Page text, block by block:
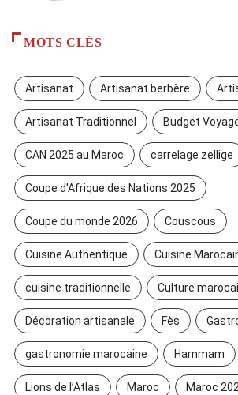
MOTS CLÉS
Artisanat Artisanat berbère
Artisanat Traditionnel Budget
CAN 2025 au Maroc carrelage zellige
Coupe d'Afrique des Nations 2025
Coupe du monde 2026 Couscous
Cuisine Authentique Cuisine
cuisine traditionnelle Culture
Décoration artisanale Fès
gastronomie marocaine Hammam
Lions de l’Atlas Maroc Maroc